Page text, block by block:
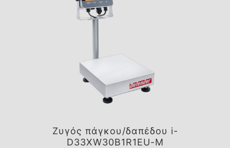
Ζυγός πάγκου/δαπέδου i-
D33XW30B1R1EU-M